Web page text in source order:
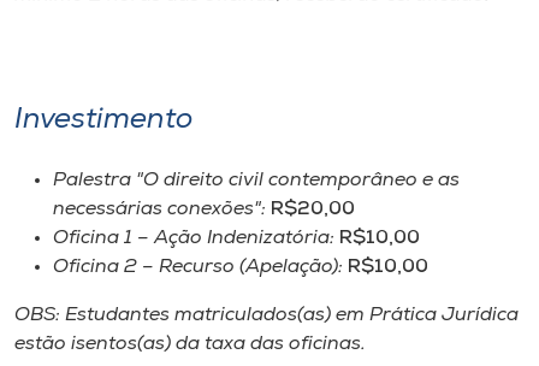
Investimento
Palestra "O direito civil contemporâneo e as
necessárias conexões": R$20,00
Oficina 1 – Ação Indenizatória: R$10,00
Oficina 2 – Recurso (Apelação): R$10,00
OBS: Estudantes matriculados(as) em Prática Jurídica
estão isentos(as) da taxa das oficinas.